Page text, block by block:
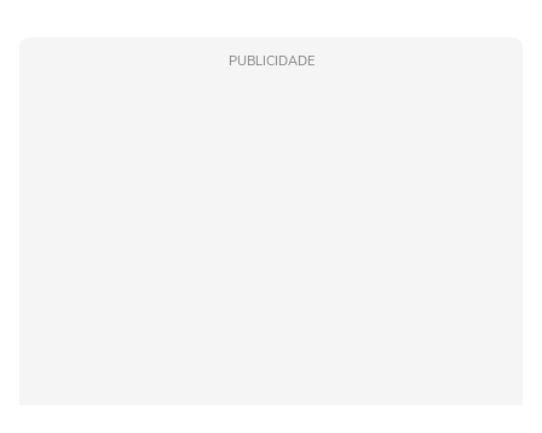
PUBLICIDADE